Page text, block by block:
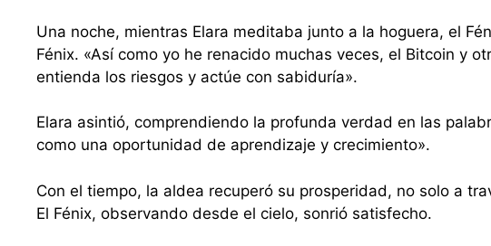
Una noche, mientras Elara meditaba junto a la hoguera, el
Fénix. «Así como yo he renacido muchas veces, el Bitcoin y
entienda los riesgos y actúe con sabiduría».
Elara asintió, comprendiendo la profunda verdad en las
como una oportunidad de aprendizaje y crecimiento».
Con el tiempo, la aldea recuperó su prosperidad, no solo a
El Fénix, observando desde el cielo, sonrió satisfecho.